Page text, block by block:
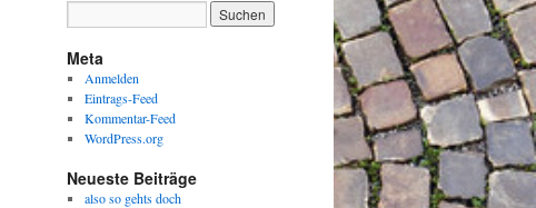
Meta
Anmelden
Eintrags-Feed
Kommentar-Feed
WordPress.org
Neueste Beiträge
also so gehts doch